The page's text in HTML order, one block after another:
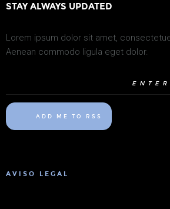
STAY ALWAYS UPDATED
Lorem ipsum dolor sit amet,
Aenean commodo ligula eget dolor.
ADD ME TO RSS
AVISO LEGAL